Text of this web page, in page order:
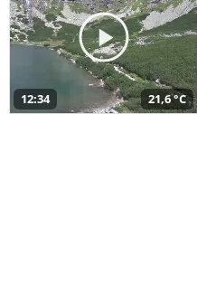
12:34 21,6 °C